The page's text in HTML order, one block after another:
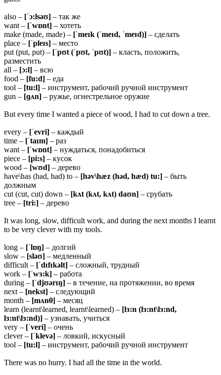
also – [ˈɔ:lsəʊ] – так же
want – [ˈwɒnt] – хотеть
make (made, made) – [ˈmeɪk (ˈmeɪd, ˈmeɪd)] – сделать
place – [ˈpleɪs] – место
put (put, put) – [ˈpʊt (ˈpʊt, ˈpʊt)] – класть, положить,
разместить
all – [ɔ:l] – всю
food – [fu:d] – еда
tool – [tu:l] – инструмент, рабочий ручной инструмент
gun – [ɡʌn] – ружье, огнестрельное оружие
But every time I wanted a piece of wood, I had to cut down a tree.
every – [ˈevri] – каждый
time – [ˈtaɪm] – раз
want – [ˈwɒnt] – нуждаться, понадобиться
piece – [pi:s] – кусок
wood – [wʊd] – дерево
have\has (had, had) to – [həv\hæz (həd, hæd) tu:] – быть
должным
cut (cut, cut) down – [kʌt (kʌt, kʌt) daʊn] – срубать
tree – [tri:] – дерево
It was long, slow, difficult work, and during the next months I learnt
to be very clever with my tools.
long – [ˈlɒŋ] – долгий
slow – [sləʊ] – медленный
difficult – [ˈdɪfɪkəlt] – сложный, трудный
work – [ˈwɜ:k] – работа
during – [ˈdjʊərɪŋ] – в течение, на протяжении, во время
next – [nekst] – следующий
month – [mʌnθ] – месяц
learn (learnt\learned, learnt\learned) – [lɜ:n (lɜ:nt\lɜ:nd,
lɜ:nt\lɜ:nd)] – узнавать, учиться
very – [ˈveri] – очень
clever – [ˈklevə] – ловкий, искусный
tool – [tu:l] – инструмент, рабочий ручной инструмент
There was no hurry. I had all the time in the world.